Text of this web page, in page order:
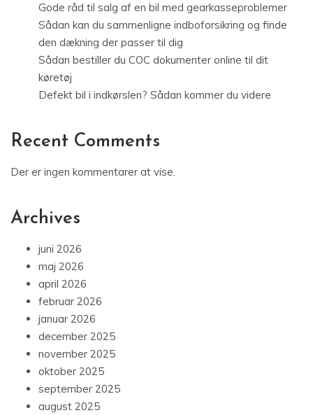
Gode råd til salg af en bil med gearkasseproblemer
Sådan kan du sammenligne indboforsikring og finde
den dækning der passer til dig
Sådan bestiller du COC dokumenter online til dit
køretøj
Defekt bil i indkørslen? Sådan kommer du videre
Recent Comments
Der er ingen kommentarer at vise.
Archives
juni 2026
maj 2026
april 2026
februar 2026
januar 2026
december 2025
november 2025
oktober 2025
september 2025
august 2025